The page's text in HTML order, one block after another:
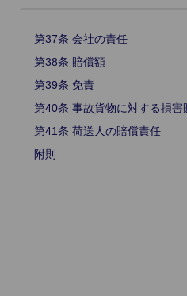
第37条 会社の責任
第38条 賠償額
第39条 免責
第40条 事故貨物に対する損害
第41条 荷送人の賠償責任
附則